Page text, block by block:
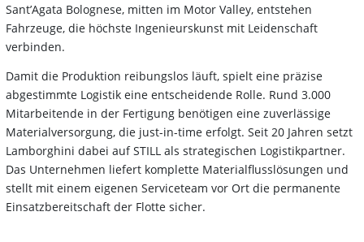
Sant’Agata Bolognese, mitten im Motor Valley, entstehen
Fahrzeuge, die höchste Ingenieurskunst mit Leidenschaft
verbinden.
Damit die Produktion reibungslos läuft, spielt eine präzise
abgestimmte Logistik eine entscheidende Rolle. Rund 3.000
Mitarbeitende in der Fertigung benötigen eine zuverlässige
Materialversorgung, die just-in-time erfolgt. Seit 20 Jahren setzt
Lamborghini dabei auf STILL als strategischen Logistikpartner.
Das Unternehmen liefert komplette Materialflusslösungen und
stellt mit einem eigenen Serviceteam vor Ort die permanente
Einsatzbereitschaft der Flotte sicher.